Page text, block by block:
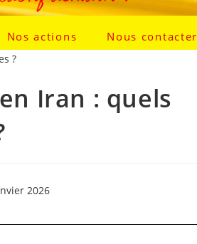
Nos actions Nous contacter
?
Iran : quels
2026